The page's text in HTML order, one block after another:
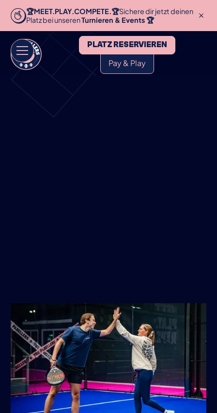
🏆MEET.PLAY.COMPETE.🏆Sichere dir jetzt deinen
Platz bei unserenTurnieren & Events 🏆
PLATZ RESERVIEREN
Pay & Play